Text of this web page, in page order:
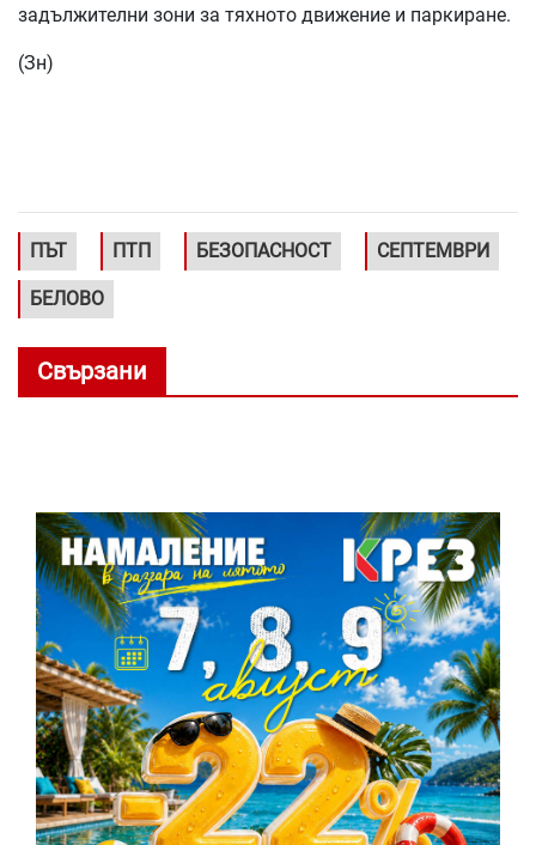
задължителни зони за тяхното движение и паркиране.
(Зн)
ПЪТ ПТП БЕЗОПАСНОСТ СЕПТЕМВРИ
БЕЛОВО
Свързани